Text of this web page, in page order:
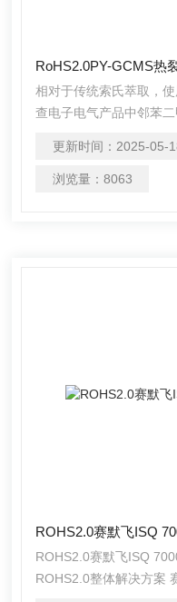
RoHS2.0PY-GCMS热
相对于传统索氏萃取，
查电子电气产品中邻苯
更加简单快捷。
测试仪是不错的选择。
更新时间： 2025-05-
浏览量： 8063
ROHS2.0赛默飞ISQ
ROHS2.0赛默飞ISQ
ROHS2.0整体解决方案